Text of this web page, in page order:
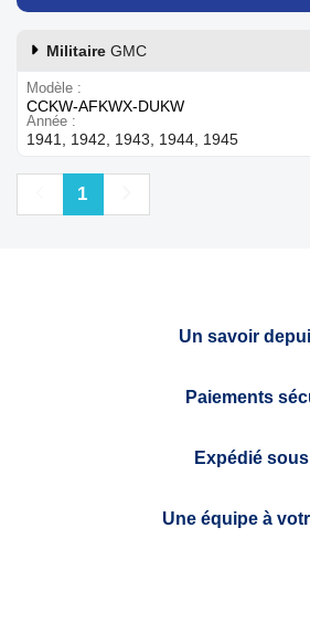
Militaire GMC
Modèle
CCKW-AFKWX-DUKW
Année
1941, 1942, 1943, 1944, 1945
Précédent
1
Un savoir
Paiements
Expédié
Une équipe à